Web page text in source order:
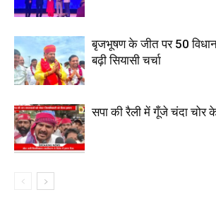
बृजभूषण के जीत पर 50
बढ़ी सियासी चर्चा
सपा की रैली में गूँजे चंदा चोर